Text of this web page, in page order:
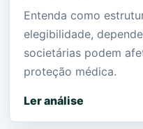
Entenda como
elegibilidade,
societárias podem
proteção médica.
Ler análise